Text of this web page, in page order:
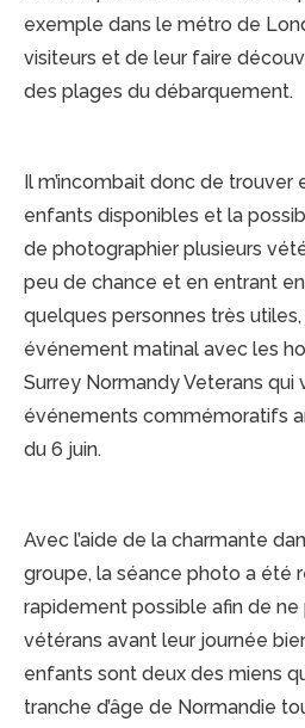
exemple dans le métro de
visiteurs et de leur faire
des plages du débarquement.
Il m’incombait donc de trouver
enfants disponibles et la
de photographier plusieurs
peu de chance et en entrant
quelques personnes très utiles,
événement matinal avec les
Surrey Normandy Veterans qui
événements commémoratifs
du 6 juin.
Avec l’aide de la charmante
groupe, la séance photo a été
rapidement possible afin de
vétérans avant leur journée
enfants sont deux des miens
tranche d’âge de Normandie